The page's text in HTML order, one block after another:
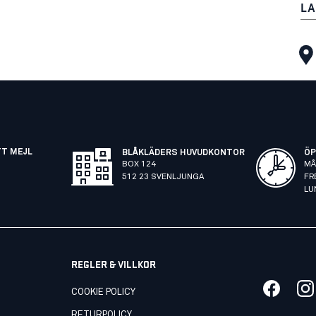
MEJL
BLÅKLÄDERS HUVUDKONTOR
BOX 124
512 23 SVENLJUNGA
REGLER & VILLKOR
COOKIE POLICY